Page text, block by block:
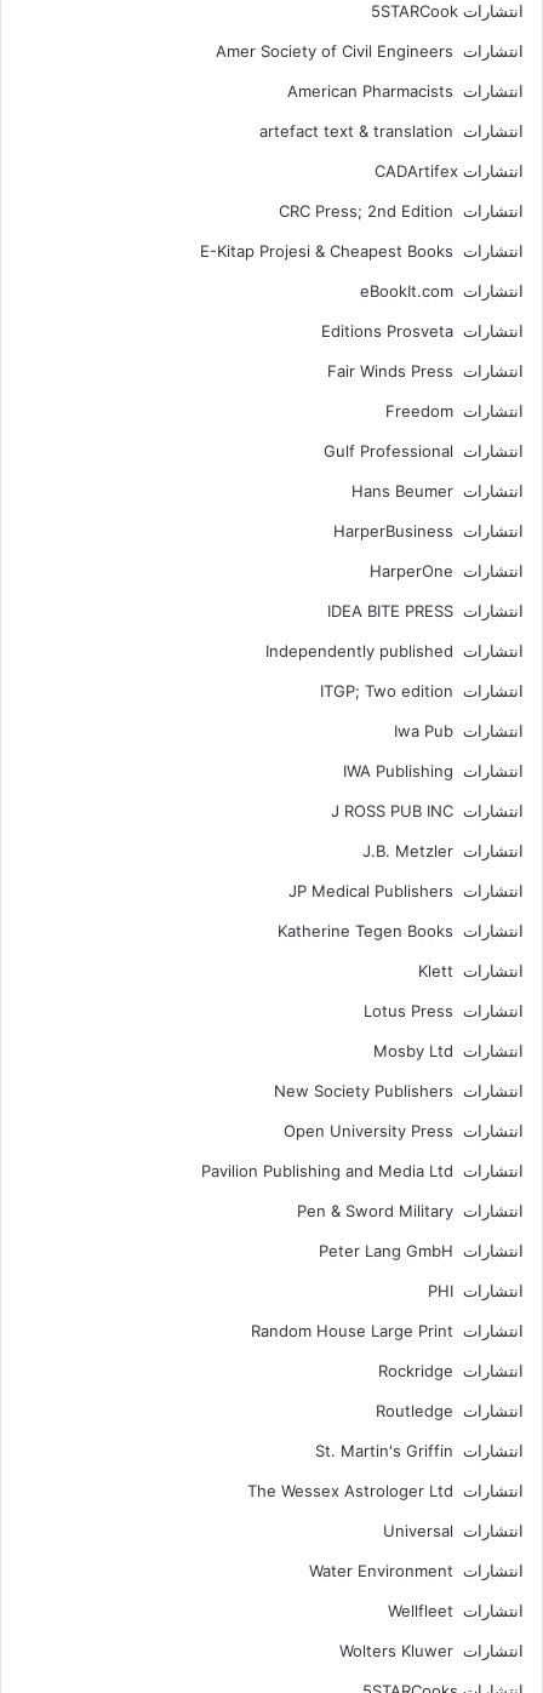
انتشارات ‎ 5STARCook
انتشارات Amer Society of Civil Engineers
انتشارات American Pharmacists
انتشارات artefact text & translation
انتشارات ‎ CADArtifex
انتشارات CRC Press; 2nd Edition
انتشارات E-Kitap Projesi & Cheapest Books
انتشارات eBookIt.com
انتشارات Editions Prosveta
انتشارات Fair Winds Press
انتشارات Freedom
انتشارات Gulf Professional
انتشارات Hans Beumer
انتشارات HarperBusiness
انتشارات HarperOne
انتشارات IDEA BITE PRESS
انتشارات Independently published
انتشارات ITGP; Two edition
انتشارات Iwa Pub
انتشارات IWA Publishing
انتشارات J ROSS PUB INC
انتشارات J.B. Metzler
انتشارات JP Medical Publishers
انتشارات Katherine Tegen Books
انتشارات Klett
انتشارات Lotus Press
انتشارات Mosby Ltd
انتشارات New Society Publishers
انتشارات Open University Press
انتشارات Pavilion Publishing and Media Ltd
انتشارات Pen & Sword Military
انتشارات Peter Lang GmbH
انتشارات PHI
انتشارات Random House Large Print
انتشارات Rockridge
انتشارات Routledge
انتشارات St. Martin's Griffin
انتشارات The Wessex Astrologer Ltd
انتشارات Universal
انتشارات Water Environment
انتشارات Wellfleet
انتشارات Wolters Kluwer